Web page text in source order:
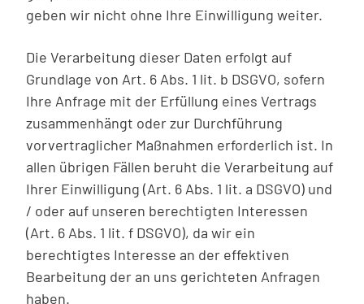
geben wir nicht ohne Ihre Einwilligung weiter.
Die Verarbeitung dieser Daten erfolgt auf
Grundlage von Art. 6 Abs. 1 lit. b DSGVO, sofern
Ihre Anfrage mit der Erfüllung eines Vertrags
zusammenhängt oder zur Durchführung
vorvertraglicher Maßnahmen erforderlich ist. In
allen übrigen Fällen beruht die Verarbeitung auf
Ihrer Einwilligung (Art. 6 Abs. 1 lit. a DSGVO) und
/ oder auf unseren berechtigten Interessen
(Art. 6 Abs. 1 lit. f DSGVO), da wir ein
berechtigtes Interesse an der effektiven
Bearbeitung der an uns gerichteten Anfragen
haben.